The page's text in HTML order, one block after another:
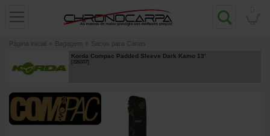
Página inicial » Bagagem » Sacos para Canas
Korda Compac Padded Sleeve Dark Kamo 13'
[226337]